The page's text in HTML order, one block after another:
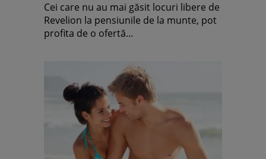
Cei care nu au mai găsit locuri libere de
Revelion la pensiunile de la munte, pot
profita de o ofertă...